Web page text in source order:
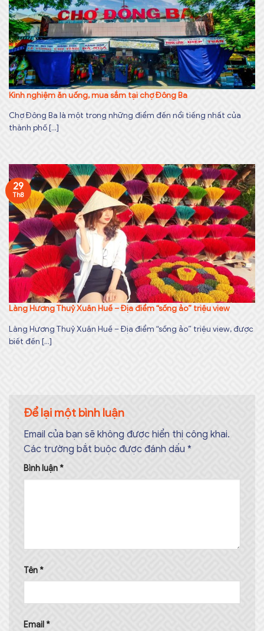
Kinh nghiệm ăn uống, mua sắm tại chợ Đông Ba
Chợ Đông Ba là một trong những điểm đến nổi tiếng nhất của
thành phố [...]
Làng Hương Thuỷ Xuân Huế – Địa điểm “sống ảo” triệu view
Làng Hương Thuỷ Xuân Huế – Địa điểm “sống ảo” triệu view, được
biết đến [...]
29
Th8
Để lại một bình luận
Email của bạn sẽ không được hiển thị công khai.
Các trường bắt buộc được đánh dấu *
Bình luận *
Tên *
Email *